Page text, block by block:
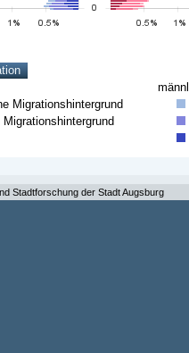
Migrationshintergrund
Stadtforschung der Stadt Augsburg